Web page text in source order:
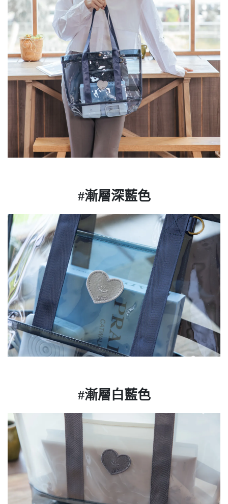
#漸層深藍色
#漸層白藍色